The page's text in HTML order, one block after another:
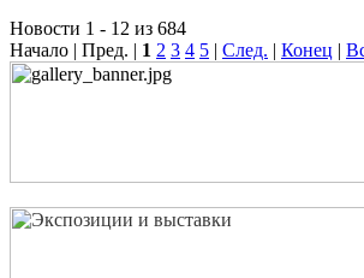
Новости 1 - 12 из 684
Начало | Пред. | 1 2 3 4 5 | След. | Конец |